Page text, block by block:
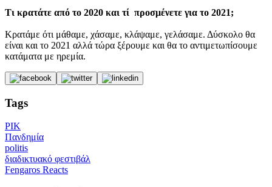
Τι κρατάτε από το 2020 και τί προσμένετε για το 2021;
Κρατάμε ότι μάθαμε, χάσαμε, κλάψαμε, γελάσαμε. Δύσκολο θα
είναι και το 2021 αλλά τώρα ξέρουμε και θα το αντιμετωπίσουμε
κατάματα με ηρεμία.
Tags
ΡΙΚ
Πανδημία
politis
διαδικτυακό φεστιβάλ
Fengaros Reacts